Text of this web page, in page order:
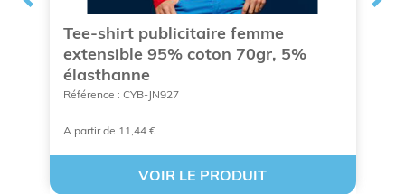
Tee-shirt publicitaire femme
extensible 95% coton 70gr, 5%
élasthanne
Référence : CYB-JN927
A partir de 11,44 €
VOIR LE PRODUIT